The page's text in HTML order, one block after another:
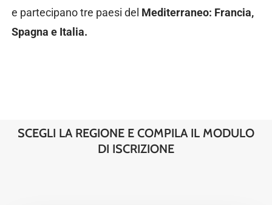
e partecipano tre paesi del Mediterraneo: Francia,
Spagna e Italia.
SCEGLI LA REGIONE E COMPILA IL MODULO
DI ISCRIZIONE